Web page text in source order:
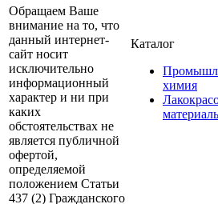
Обращаем Ваше
внимание на то, что
данный интернет-
сайт носит
исключительно
информационный
характер и ни при
каких
обстоятельствах не
является публичной
офертой,
определяемой
положением Статьи
437 (2) Гражданского
Каталог
химия